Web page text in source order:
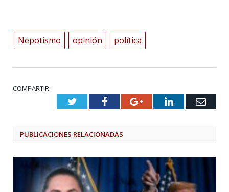
Nepotismo opinión política
COMPARTIR.
TwitterFacebookGoogle+LinkedIn
PUBLICACIONES RELACIONADAS